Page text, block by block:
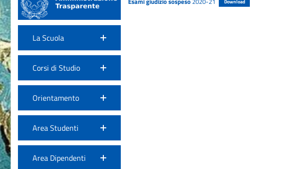
La Scuola
Corsi di Studio
Orientamento
Area Studenti
Area Dipendenti
Download